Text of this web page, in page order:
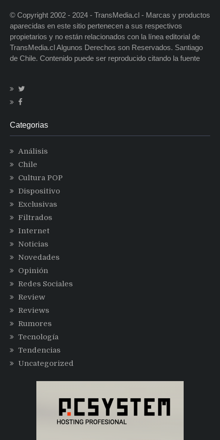
© Copyright 2002 - 2024 - TransMedia.cl - Marcas y productos
aparecidas en este sitio pertenecen a sus respectivos
propietarios y no están relacionados con la línea editorial de
TransMedia.cl Algunos Derechos son Reservados. Santiago
de Chile. Contenido puede ser reproducido citando la fuente
Categorias
Análisis
Chile
Cultura POP
Dispositivo
Exclusivas
Filtrados
Internet
Noticias
Novedades
Opinión
Redes Sociales
Review
Reviews
Rumores
Tecnología
Tendencias
Uncategorized